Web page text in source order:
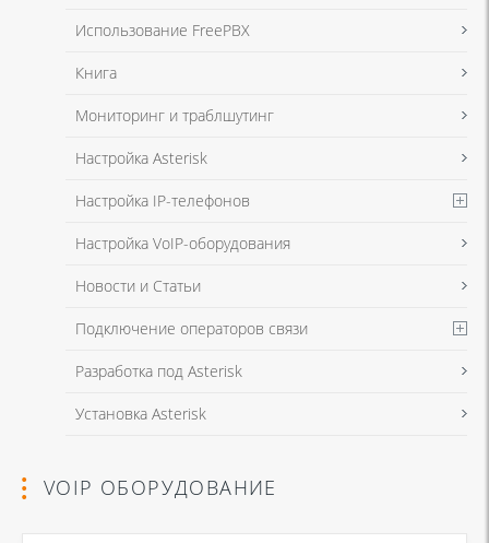
Использование FreePBX
Книга
Мониторинг и траблшутинг
Настройка Asterisk
Настройка IP-телефонов
Настройка VoIP-оборудования
Новости и Статьи
Подключение операторов связи
Разработка под Asterisk
Установка Asterisk
VOIP ОБОРУДОВАНИЕ